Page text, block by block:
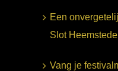
Een
Slot Heemstede
Vang je